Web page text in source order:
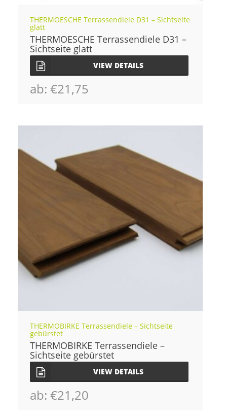
THERMOESCHE Terrassendiele D31 – Sichtseite
glatt
THERMOESCHE Terrassendiele D31 –
Sichtseite glatt
VIEW DETAILS
ab: €21,75
THERMOBIRKE Terrassendiele – Sichtseite
gebürstet
THERMOBIRKE Terrassendiele –
Sichtseite gebürstet
VIEW DETAILS
ab: €21,20